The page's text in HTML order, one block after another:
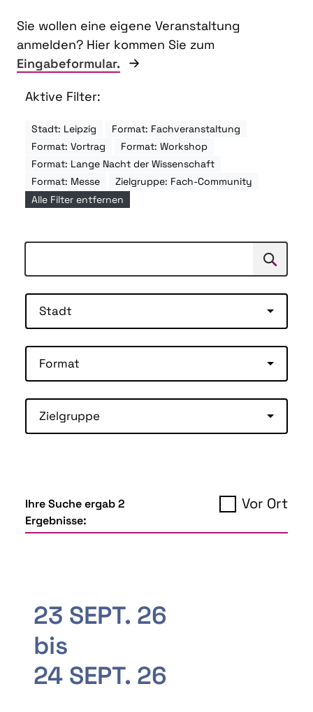
Sie wollen eine eigene Veranstaltung
anmelden? Hier kommen Sie zum
Eingabeformular.
Aktive Filter:
Stadt: Leipzig
Format: Fachveranstaltung
Format: Vortrag
Format: Workshop
Format: Lange Nacht der Wissenschaft
Format: Messe
Zielgruppe: Fach-Community
Alle Filter entfernen
Suchen
Stadt
Format
Zielgruppe
Ihre Suche ergab 2
Ergebnisse:
Vor Ort
23 SEPT. 26
bis
24 SEPT. 26